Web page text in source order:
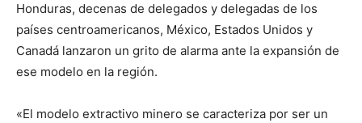
Honduras, decenas de delegados y delegadas de los
países centroamericanos, México, Estados Unidos y
Canadá lanzaron un grito de alarma ante la expansión de
ese modelo en la región.
«El modelo extractivo minero se caracteriza por ser un